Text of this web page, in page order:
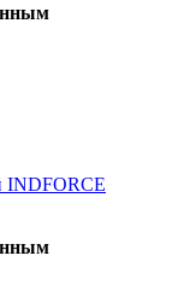
INDFORCE